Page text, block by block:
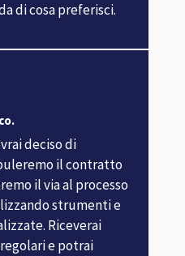
di cosa preferisci.
deciso di
il contratto
il via al processo
strumenti e
Riceverai
e potrai